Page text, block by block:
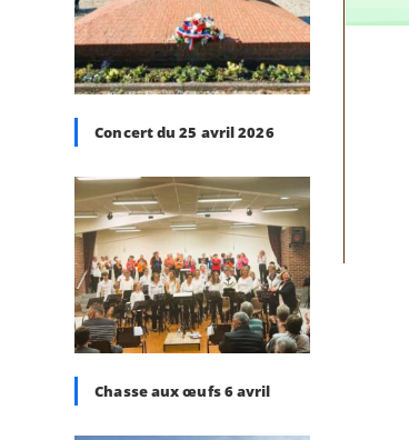
Concert du 25 avril 2026
Chasse aux œufs 6 avril